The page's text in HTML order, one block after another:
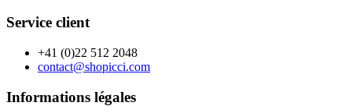
Service client
+41 (0)22 512 2048
contact@shopicci.com
Informations légales